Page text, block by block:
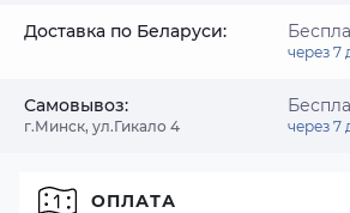
Доставка по Беларуси:
через 7
Самовывоз:
г.Минск, ул.Гикало 4 через 7
ОПЛАТА